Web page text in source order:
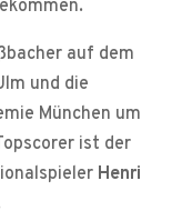
auf dem
und die
München um
ist der
Henri